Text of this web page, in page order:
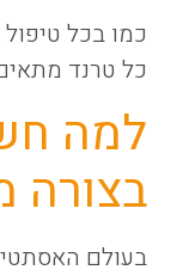
כמו בכל
כל טרנד
למה
בצורה
בעולם